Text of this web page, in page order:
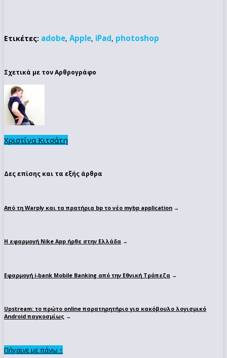
Ετικέτες: adobe, Apple, iPad, photoshop
Σχετικά με τον Αρθρογράφο
Χριστίνα Κιτσάτη
Δες επίσης και τα εξής άρθρα
Από τη Warply και τα πρατήρια bp το νέο mybp application →
Η εφαρμογή Nike App ήρθε στην Ελλάδα →
Εφαρμογή i-bank Mobile Banking από την Εθνική Τράπεζα →
Upstream: το πρώτο online παρατηρητήριο για κακόβουλο λογισμικό
Android παγκοσμίως →
Πήγαινε με πάνω ↑